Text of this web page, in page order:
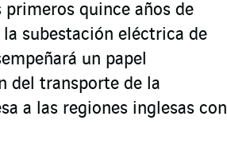
primeros quince años de
subestación eléctrica de
un papel
del transporte de la
a las regiones inglesas con